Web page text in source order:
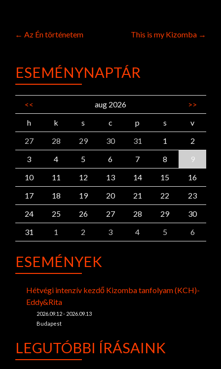
Post
← Az Én történetem This is my Kizomba →
ESEMÉNYNAPTÁR
<< aug 2026
>>
h
k s c p s
v
27
28 29 30 31 1
2
3
4 5 6 7 8
9
10
11 12 13 14 15
16
17
18 19 20 21 22
23
24
25 26 27 28 29
30
31
1 2 3 4 5 6
ESEMÉNYEK
Hétvégi intenzív kezdő Kizomba tanfolyam (KCH)-
Eddy&Rita
2026.09.12 - 2026.09.13
Budapest
LEGUTÓBBI ÍRÁSAINK